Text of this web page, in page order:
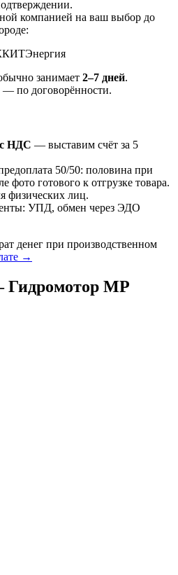
компанией на ваш выбор до
КИТЭнергия
занимает 2–7 дней.
по договорённости.
с НДС — выставим счёт за 5
50/50: половина при
фото готового к отгрузке товара.
физических лиц.
УПД, обмен через ЭДО
денег при производственном
→
Гидромотор MP